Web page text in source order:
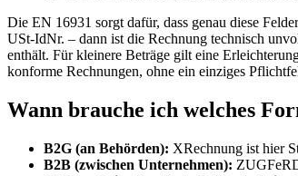
Die EN 16931 sorgt dafür, dass genau diese
USt-IdNr. – dann ist die Rechnung technisch
enthält. Für kleinere Beträge gilt eine
konforme Rechnungen, ohne ein einziges
Wann brauche ich welches
B2G (an Behörden): XRechnung ist hier
B2B (zwischen Unternehmen):